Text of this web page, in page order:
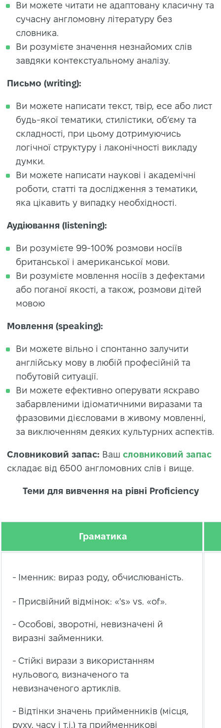
Ви можете читати не адаптовану класичну та
сучасну англомовну літературу без
словника.
Ви розумієте значення незнайомих слів
завдяки контекстуальному аналізу.
Письмо (writing):
Ви можете написати текст, твір, есе або лист
будь-якої тематики, стилістики, об’єму та
складності, при цьому дотримуючись
логічної структуру і лаконічності викладу
думки.
Ви можете написати наукові і академічні
роботи, статті та дослідження з тематики,
яка цікавить у випадку необхідності.
Аудiювання (listening):
Ви розумієте 99-100% розмови носіїв
британської і американської мови.
Ви розумієте мовлення носіїв з дефектами
або поганої якості, а також, розмови дітей
мовою
Мовлення (speaking):
Ви можете вільно і спонтанно залучити
англійську мову в любій професійній та
побутовій ситуації.
Ви можете ефективно оперувати яскраво
забарвленими ідіоматичними виразами та
фразовими дієсловами в живому мовленні,
за виключенням деяких культурних аспектів.
Словниковий запас: Ваш словниковий запас
складає від 6500 англомовних слів і вище.
Теми для вивчення на рівні Proficiency
Граматика
- Іменник: вираз роду, обчислюваність.
- Присвійний відмінок: «'s» vs. «of».
- Особові, зворотні, невизначені й
виразні займенники.
- Стійкі вирази з використанням
нульового, визначеного та
невизначеного артиклів.
- Відтінки значень прийменників (місця,
руху, часу і т.і.) та прийменникові